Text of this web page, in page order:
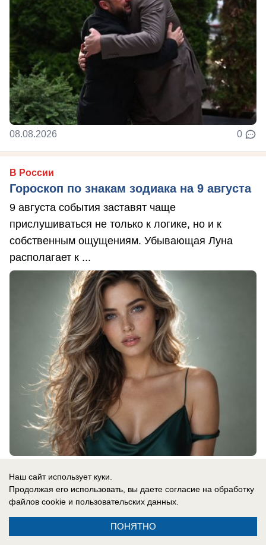
08.08.2026 0
В России
Гороскоп по знакам зодиака на 9 августа
9 августа события заставят чаще
прислушиваться не только к логике, но и к
собственным ощущениям. Убывающая Луна
располагает к ...
В России
Одесса в огне: ВС РФ уничтожают
украинские корабли и порты
Наш сайт использует куки.
Продолжая его использовать, вы даете согласие на обработку
файлов cookie и пользовательских данных.
ПОНЯТНО